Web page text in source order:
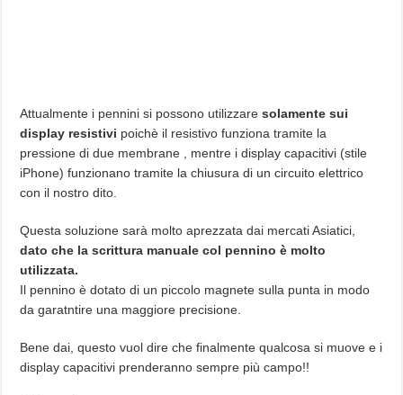
Attualmente i pennini si possono utilizzaresolamente sui
display resistivi poichè il resistivo funziona tramite la
pressione di due membrane , mentre i display capacitivi (stile
iPhone) funzionano tramite la chiusura di un circuito elettrico
con il nostro dito.
Questa soluzione sarà molto aprezzata dai mercati Asiatici,
dato che la scrittura manuale col pennino è molto
utilizzata.
Il pennino è dotato di un piccolo magnete sulla punta in modo
da garatntire una maggiore precisione.
Bene dai, questo vuol dire che finalmente qualcosa si muove e i
display capacitivi prenderanno sempre più campo!!